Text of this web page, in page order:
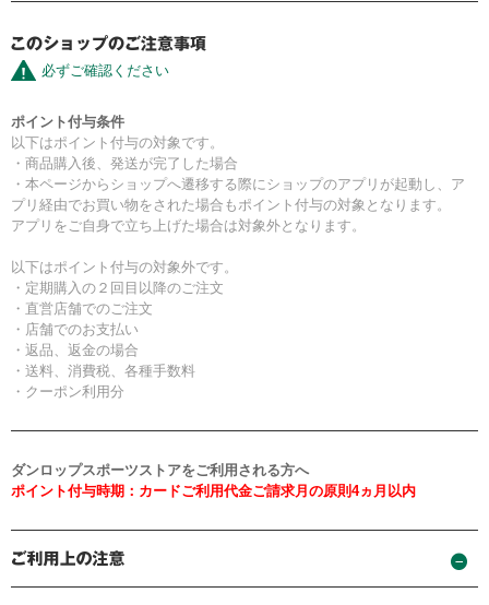
必ずご確認ください
ポイント付与条件
以下はポイント付与の対象です。
・商品購入後、発送が完了した場合
・本ページからショップへ遷移する際にショップのアプリが起動し、ア
プリ経由でお買い物をされた場合もポイント付与の対象となります。
アプリをご自身で立ち上げた場合は対象外となります。
以下はポイント付与の対象外です。
・定期購入の２回目以降のご注文
・直営店舗でのご注文
・店舗でのお支払い
・返品、返金の場合
・送料、消費税、各種手数料
・クーポン利用分
ダンロップスポーツストアをご利用される方へ
ポイント付与時期：カードご利用代金ご請求月の原則4ヵ月以内